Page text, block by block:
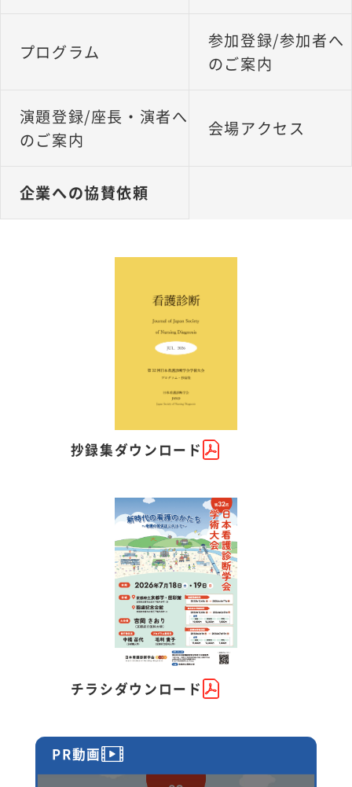
プログラム
参加登録/参加者へ
のご案内
演題登録/座長・演者へ
のご案内
会場アクセス
企業への協賛依頼
抄録集ダウンロード
チラシダウンロード
PR動画